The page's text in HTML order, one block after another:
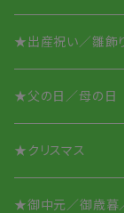
★出産祝い／雛飾
★父の日／母の日
★クリスマス
★御中元／御歳暮